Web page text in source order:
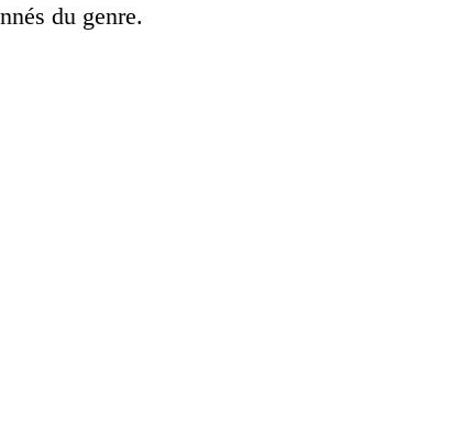
du genre.